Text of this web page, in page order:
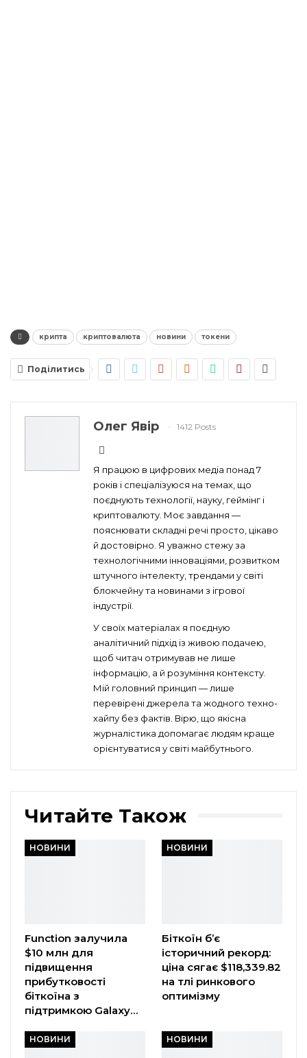
крипта криптовалюта новини токени
Поділитись
Олег Явір 1412 Posts
Я працюю в цифрових медіа понад 7
років і спеціалізуюся на темах, що
поєднують технології, науку, геймінг і
криптовалюту. Моє завдання —
пояснювати складні речі просто, цікаво
й достовірно. Я уважно стежу за
технологічними інноваціями, розвитком
штучного інтелекту, трендами у світі
блокчейну та новинами з ігрової
індустрії.
У своїх матеріалах я поєдную
аналітичний підхід із живою подачею,
щоб читач отримував не лише
інформацію, а й розуміння контексту.
Мій головний принцип — лише
перевірені джерела та жодного техно-
хайпу без фактів. Вірю, що якісна
журналістика допомагає людям краще
орієнтуватися у світі майбутнього.
Читайте Також
НОВИНИ
Function залучила
$10 млн для
підвищення
прибутковості
біткоїна з
підтримкою Galaxy…
НОВИНИ
Біткоїн б’є
історичний рекорд:
ціна сягає $118,339.82
на тлі ринкового
оптимізму
НОВИНИ НОВИНИ